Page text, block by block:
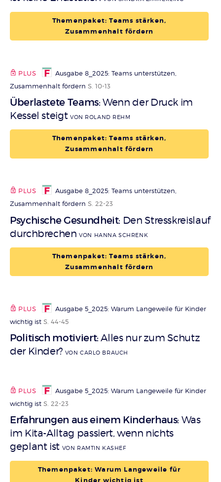
Themenpaket: Teams stärken,
Zusammenhalt fördern
PLUS
Ausgabe 8_2025: Teams unterstützen,
Zusammenhalt fördern S. 10-13
Überlastete Teams:Wenn der Druck im
Kessel steigt VON ROLAND REHM
Themenpaket: Teams stärken,
Zusammenhalt fördern
PLUS
Ausgabe 8_2025: Teams unterstützen,
Zusammenhalt fördern S. 22-23
Psychische Gesundheit: Den Stresskreislauf
durchbrechen VON HANNA SCHRENK
Themenpaket: Teams stärken,
Zusammenhalt fördern
PLUS
Ausgabe 5_2025: Warum Langeweile für Kinder
wichtig ist S. 44-45
Politisch motiviert:Alles nur zum Schutz
der Kinder? VON CARLO BRAUCH
PLUS
Ausgabe 5_2025: Warum Langeweile für Kinder
wichtig ist S. 22-23
Erfahrungen aus einem Kinderhaus: Was
im Kita-Alltag passiert, wenn nichts
geplant ist VON RAMTIN KASHEF
Themenpaket: Warum Langeweile für
Kinder wichtig ist